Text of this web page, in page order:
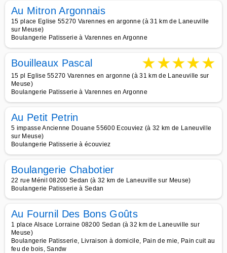
Au Mitron Argonnais
15 place Eglise 55270 Varennes en argonne (à 31 km de Laneuville
sur Meuse)
Boulangerie Patisserie à Varennes en Argonne
Bouilleaux Pascal ★★★★★
15 pl Eglise 55270 Varennes en argonne (à 31 km de Laneuville sur
Meuse)
Boulangerie Patisserie à Varennes en Argonne
Au Petit Petrin
5 impasse Ancienne Douane 55600 Ecouviez (à 32 km de Laneuville
sur Meuse)
Boulangerie Patisserie à écouviez
Boulangerie Chabotier
22 rue Ménil 08200 Sedan (à 32 km de Laneuville sur Meuse)
Boulangerie Patisserie à Sedan
Au Fournil Des Bons Goûts
1 place Alsace Lorraine 08200 Sedan (à 32 km de Laneuville sur
Meuse)
Boulangerie Patisserie, Livraison à domicile, Pain de mie, Pain cuit au
feu de bois, Sandw